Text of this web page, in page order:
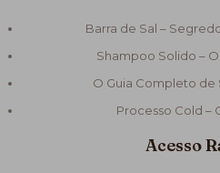
Barra de Sal –
Shampoo Solido –
O Guia Completo de
Processo Cold –
Acesso